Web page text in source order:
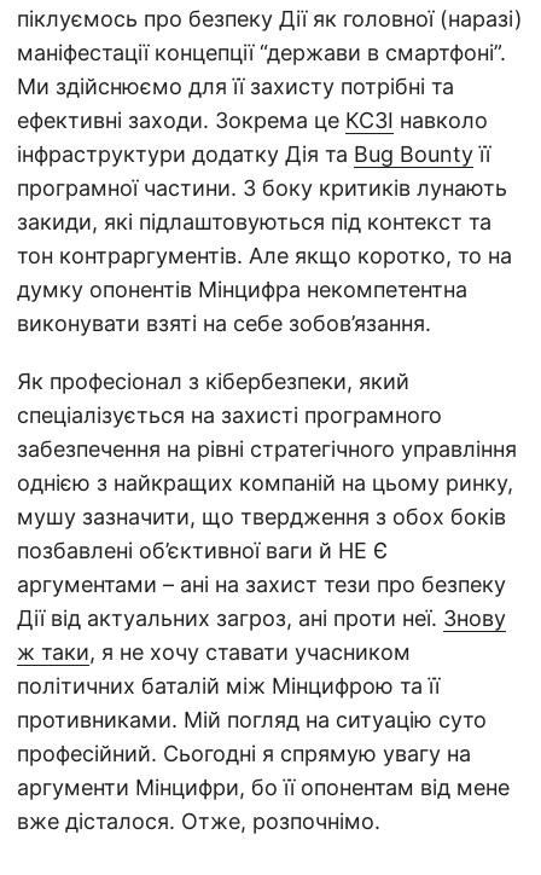
піклуємось про безпеку Дії як головної (наразі)
маніфестації концепції “держави в смартфоні”.
Ми здійснюємо для її захисту потрібні та
ефективні заходи. Зокрема це КСЗІ навколо
інфраструктури додатку Дія та Bug Bountyїї
програмної частини. З боку критиків лунають
закиди, які підлаштовуються під контекст та
тон контраргументів. Але якщо коротко, то на
думку опонентів Мінцифра некомпетентна
виконувати взяті на себе зобов’язання.
Як професіонал з кібербезпеки, який
спеціалізується на захисті програмного
забезпечення на рівні стратегічного управління
однією з найкращих компаній на цьому ринку,
мушу зазначити, що твердження з обох боків
позбавлені об’єктивної ваги й НЕ Є
аргументами – ані на захист тези про безпеку
Дії від актуальних загроз, ані проти неї. Знову
ж таки, я не хочу ставати учасником
політичних баталій між Мінцифрою та її
противниками. Мій погляд на ситуацію суто
професійний. Сьогодні я спрямую увагу на
аргументи Мінцифри, бо її опонентам від мене
вже дісталося. Отже, розпочнімо.